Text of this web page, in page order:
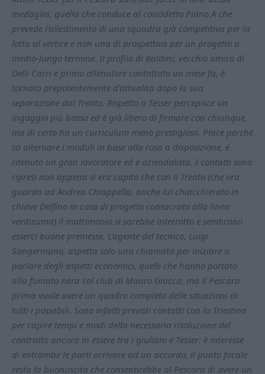
medaglia, quella che conduce al cosiddetto Piano A che
prevede l'allestimento di una squadra già competitiva per la
lotta al vertice e non una di prospettiva per un progetto a
medio-lungo termine. Il profilo di Baldini, vecchio amico di
Delli Carri e primo allenatore contattato un mese fa, è
tornato prepotentemente d'attualità dopo la sua
separazione dal Trento. Rispetto a Tesser percepisce un
ingaggio più basso ed è già libero di firmare con chiunque,
ma di certo ha un curriculum meno prestigioso. Piace perchè
sa alternare i moduli in base alla rosa a disposizione, è
ritenuto un gran lavoratore ed è aziendalista. I contatti sono
ripresi non appena si era capito che con il Trento (che ora
guarda ad Andrea Chiappella, anche lui chiacchierato in
chiave Delfino in caso di progetto consacrato alla linea
verdissima) il matrimonio si sarebbe interrotto e sembrano
esserci buone premesse. L'agente del tecnico, Luigi
Sangermano, aspetta solo una chiamata per iniziare a
parlare degli aspetti economici, quelli che hanno portato
alla fumata nera col club di Mauro Giacca, ma il Pescara
prima vuole avere un quadro completo delle situazioni di
tutti i papabili. Sono infatti previsti contatti con la Triestina
per capire tempi e modi della necessaria risoluzione del
contratto ancora in essere tra i giuliani e Tesser: è interesse
di entrambe le parti arrivare ad un accordo, il punto focale
resta la buonuscita che consentirebbe al Pescara di avere un